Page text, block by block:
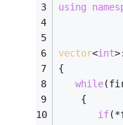
using
vector<int
{
while
    {
if